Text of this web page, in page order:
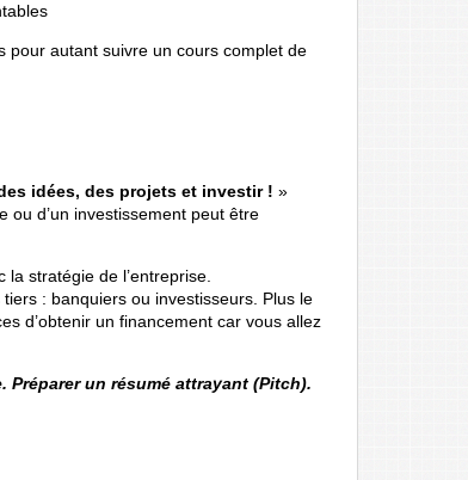
pour autant suivre un cours complet de
idées, des projets et investir ! »
ou d’un investissement peut être
stratégie de l’entreprise.
: banquiers ou investisseurs. Plus le
d’obtenir un financement car vous allez
un résumé attrayant (Pitch).